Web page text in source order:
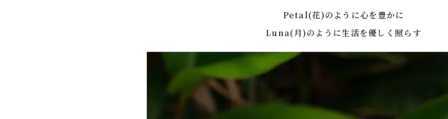
Petal(花)のように心を豊かに
Luna(月)のように生活を優しく照らす